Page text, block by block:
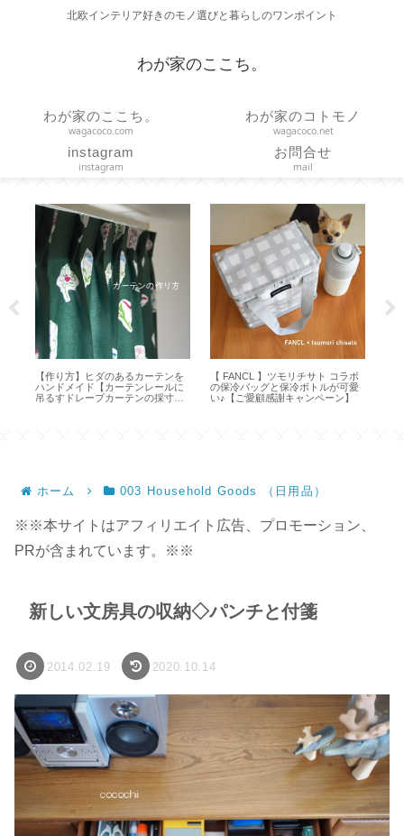
北欧インテリア好きのモノ選びと暮らしのワンポイント
わが家のここち。
わが家のここち。
wagacoco.com
わが家のコトモノ
wagacoco.net
instagram
instagram
お問合せ
mail
【作り方】ヒダのあるカーテンを
ハンドメイド【カーテンレールに
吊るすドレープカーテンの採寸・
【 FANCL 】ツモリチサト コラボ
の保冷バッグと保冷ボトルが可愛
い♪【ご愛顧感謝キャンペーン】
ホーム 003 Household Goods （日用品）
※※本サイトはアフィリエイト広告、プロモーション、
PRが含まれています。※※
新しい文房具の収納◇パンチと付箋
2014.02.19 2020.10.14